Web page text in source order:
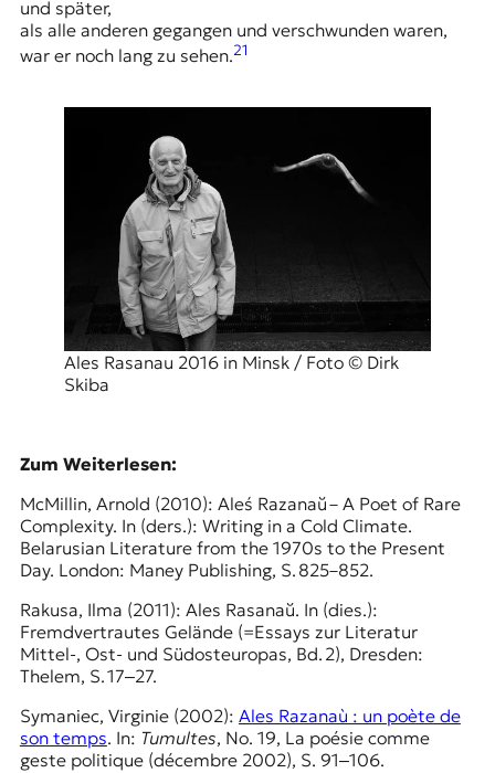
und später,
als alle anderen gegangen und verschwunden waren,
war er noch lang zu sehen.21
Ales Rasanau 2016 in Minsk / Foto © Dirk
Skiba
Zum Weiterlesen:
McMillin, Arnold (2010): Aleś Razanaŭ – A Poet of Rare
Complexity. In (ders.): Writing in a Cold Climate.
Belarusian Literature from the 1970s to the Present
Day. London: Maney Publishing, S. 825–852.
Rakusa, Ilma (2011): Ales Rasanaŭ. In (dies.):
Fremdvertrautes Gelände (=Essays zur Literatur
Mittel-, Ost- und Südosteuropas, Bd. 2), Dresden:
Thelem, S. 17‒27.
Symaniec, Virginie (2002): Ales Razanaù : un poète de
son temps. In: Tumultes, No. 19, La poésie comme
geste politique (décembre 2002), S. 91‒106.